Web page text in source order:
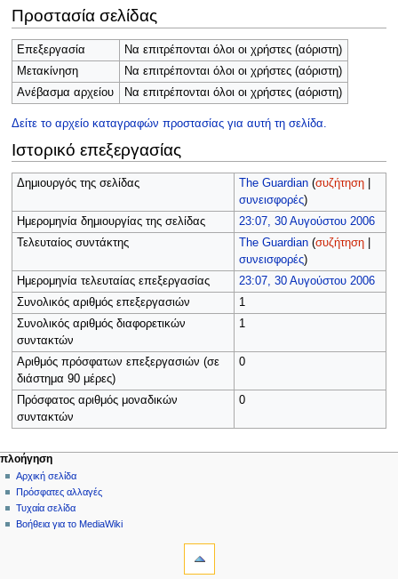
Προστασία σελίδας
Επεξεργασία
Να επιτρέπονται όλοι οι χρήστες (αόριστη)
Μετακίνηση
Να επιτρέπονται όλοι οι χρήστες (αόριστη)
Ανέβασμα αρχείου
Να επιτρέπονται όλοι οι χρήστες (αόριστη)
Δείτε το αρχείο καταγραφών προστασίας για αυτή τη σελίδα.
Ιστορικό επεξεργασίας
Δημιουργός της σελίδας The Guardian (συζήτηση|
συνεισφορές)
Ημερομηνία δημιουργίας της σελίδας
23:07, 30 Αυγούστου 2006
Τελευταίος συντάκτης
The Guardian (συζήτηση|
συνεισφορές)
Ημερομηνία τελευταίας επεξεργασίας
23:07, 30 Αυγούστου 2006
Συνολικός αριθμός επεξεργασιών
1
Συνολικός αριθμός διαφορετικών
συντακτών
1
Αριθμός πρόσφατων επεξεργασιών (σε
διάστημα 90 μέρες)
0
Πρόσφατος αριθμός μοναδικών
συντακτών
0
Μ
ε
ν
ο
ενέργειες σελίδας
αρχείο
συζήτηση
ανάγνωση
προβολή
προσωπικά εργαλεία
δημιουργία
λογαριασμού
σύνδεση
πλοήγηση
Αρχική σελίδα
Πρόσφατες αλλαγές
Τυχαία σελίδα
Βοήθεια για το MediaWiki